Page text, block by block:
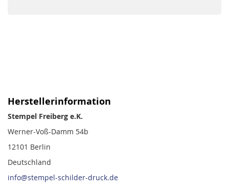
Herstellerinformation
Stempel Freiberg e.K.
Werner-Voß-Damm 54b
12101 Berlin
Deutschland
info@stempel-schilder-druck.de